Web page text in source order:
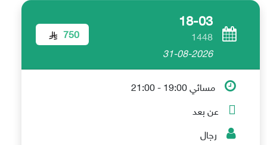
18-03
1448
31-08-2026
750
مسائي 19:00 - 21:00
عن بعد
رجال